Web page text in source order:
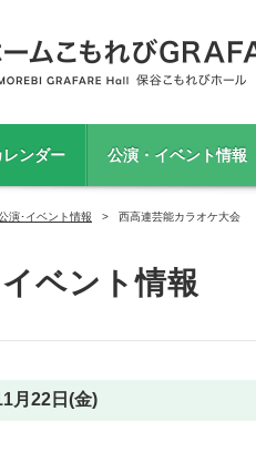
ンダー 公演・イベント情報
演･イベント情報 西高連芸能カラオケ大会
ベント情報
月22日(金)